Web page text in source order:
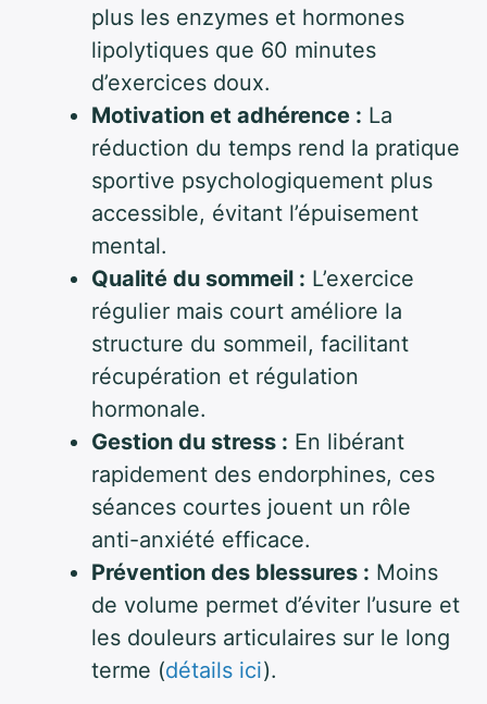
plus les enzymes et hormones
lipolytiques que 60 minutes
d’exercices doux.
Motivation et adhérence : La
réduction du temps rend la pratique
sportive psychologiquement plus
accessible, évitant l’épuisement
mental.
Qualité du sommeil : L’exercice
régulier mais court améliore la
structure du sommeil, facilitant
récupération et régulation
hormonale.
Gestion du stress : En libérant
rapidement des endorphines, ces
séances courtes jouent un rôle
anti-anxiété efficace.
Prévention des blessures : Moins
de volume permet d’éviter l’usure et
les douleurs articulaires sur le long
terme (détails ici).